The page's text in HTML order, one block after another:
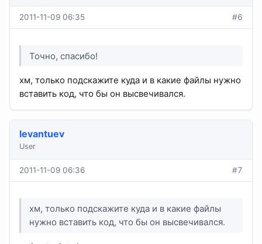
2011-11-09 06:35 #6
Точно, спасибо!
хм, только подскажите куда и в какие файлы нужно
вставить код, что бы он высвечивался.
levantuev
User
2011-11-09 06:36 #7
хм, только подскажите куда и в какие файлы
нужно вставить код, что бы он высвечивался.